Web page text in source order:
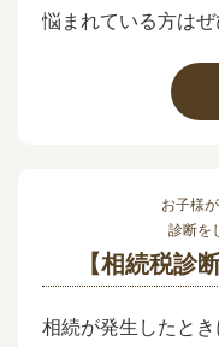
悩まれている方はぜ
お子様
診断を
【相続税診
相続が発生したと